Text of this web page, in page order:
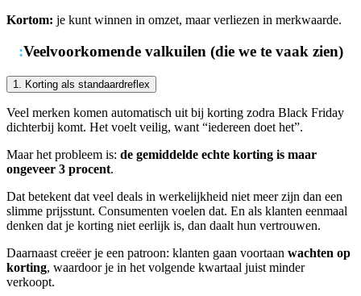
Kortom: je kunt winnen in omzet, maar verliezen in merkwaarde.
:Veelvoorkomende valkuilen (die we te vaak zien)
1. Korting als standaardreflex
Veel merken komen automatisch uit bij korting zodra Black Friday
dichterbij komt. Het voelt veilig, want “iedereen doet het”.
Maar het probleem is: de gemiddelde echte korting is maar
ongeveer 3 procent.
Dat betekent dat veel deals in werkelijkheid niet meer zijn dan een
slimme prijsstunt. Consumenten voelen dat. En als klanten eenmaal
denken dat je korting niet eerlijk is, dan daalt hun vertrouwen.
Daarnaast creëer je een patroon: klanten gaan voortaan wachten op
korting, waardoor je in het volgende kwartaal juist minder
verkoopt.